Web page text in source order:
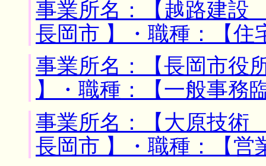
事業所名：【越路建設
長岡市 】・職種：【住
事業所名：【長岡市役
】・職種：【一般事務
事業所名：【大原技術
長岡市 】・職種：【営